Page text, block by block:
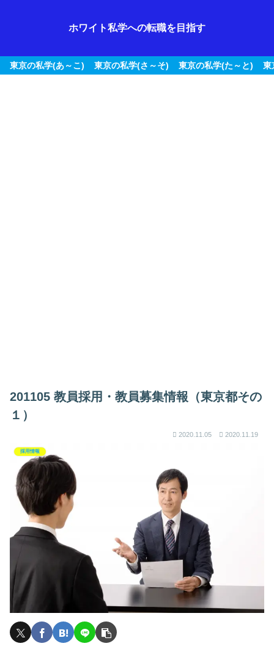
ホワイト私学への転職を目指す
東京の私学(あ～こ) 東京の私学(さ～そ) 東京の私学(た～と) 東
201105 教員採用・教員募集情報（東京都その
１）
2020.11.05 2020.11.19
採用情報